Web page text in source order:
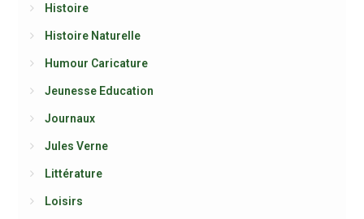
Histoire
Histoire Naturelle
Humour Caricature
Jeunesse Education
Journaux
Jules Verne
Littérature
Loisirs